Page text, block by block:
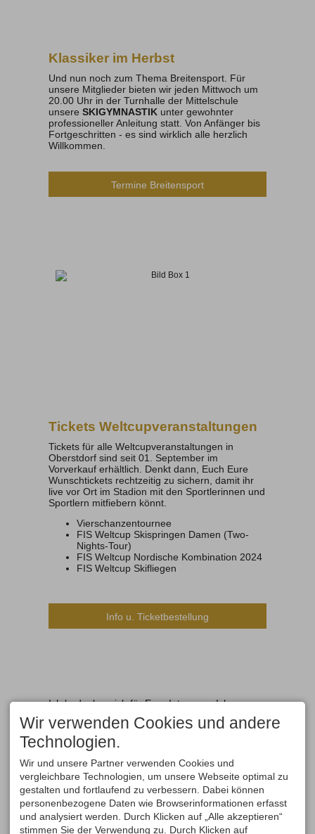
Klassiker im Herbst
Und nun noch zum Thema Breitensport. Für
unsere Mitglieder bieten wir jeden Mittwoch um
20.00 Uhr in der Turnhalle der Mittelschule
unsere SKIGYMNASTIK unter gewohnter
professioneller Anleitung statt. Von Anfänger bis
Fortgeschritten - es sind wirklich alle herzlich
Willkommen.
Termine Breitensport
Tickets Weltcupveranstaltungen
Tickets für alle Weltcupveranstaltungen in
Oberstdorf sind seit 01. September im
Vorverkauf erhältlich. Denkt dann, Euch Eure
Wunschtickets rechtzeitig zu sichern, damit ihr
live vor Ort im Stadion mit den Sportlerinnen und
Sportlern mitfiebern könnt.
Vierschanzentournee
FIS Weltcup Skispringen Damen (Two-
Nights-Tour)
FIS Weltcup Nordische Kombination 2024
FIS Weltcup Skifliegen
Info u. Ticketbestellung
Ich bedanke mich für Euer Interesse, Ich
wünsche allen einen schönen Herbst und eine
gute Vorbereitung auf einen hoffentlich
schneereichen Winter. Ski Heil!
Euer
Cornel Becherer
2. Vorstand Skiclub Oberstdorf
Wir verwenden Cookies und andere
Technologien.
Wir und unsere Partner verwenden Cookies und
vergleichbare Technologien, um unsere Webseite optimal zu
gestalten und fortlaufend zu verbessern. Dabei können
personenbezogene Daten wie Browserinformationen erfasst
und analysiert werden. Durch Klicken auf „Alle akzeptieren“
stimmen Sie der Verwendung zu. Durch Klicken auf